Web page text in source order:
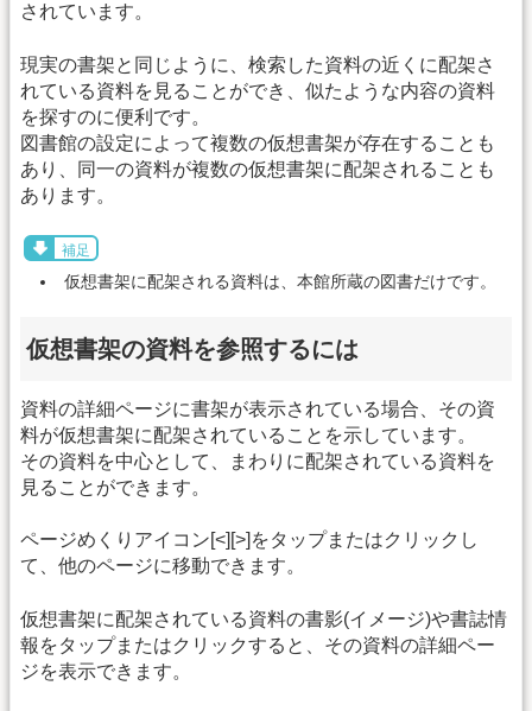
されています。
現実の書架と同じように、検索した資料の近くに配架さ
れている資料を見ることができ、似たような内容の資料
を探すのに便利です。
図書館の設定によって複数の仮想書架が存在することも
あり、同一の資料が複数の仮想書架に配架されることも
あります。
補足
仮想書架に配架される資料は、本館所蔵の図書だけです。
仮想書架の資料を参照するには
資料の詳細ページに書架が表示されている場合、その資
料が仮想書架に配架されていることを示しています。
その資料を中心として、まわりに配架されている資料を
見ることができます。
ページめくりアイコン[<][>]をタップまたはクリックし
て、他のページに移動できます。
仮想書架に配架されている資料の書影(イメージ)や書誌情
報をタップまたはクリックすると、その資料の詳細ペー
ジを表示できます。